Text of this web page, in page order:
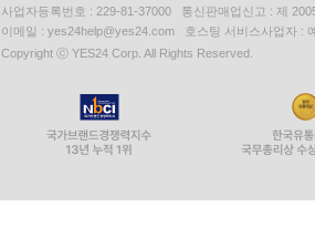
사업자등록번호 : 229-81-37000 통신판매업신고 : 제
이메일 : yes24help@yes24.com 호스팅 서비스사업자 :
Copyright ⓒ YES24 Corp. All Rights Reserved.